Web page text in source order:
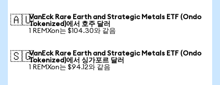
🇦🇺VanEck Rare Earth and Strategic Metals ETF (Ondo
Tokenized)에서 호주 달러
1 REMXon는 $104.30와 같음
🇸🇬VanEck Rare Earth and Strategic Metals ETF (Ondo
Tokenized)에서 싱가포르 달러
1 REMXon는 $94.12와 같음